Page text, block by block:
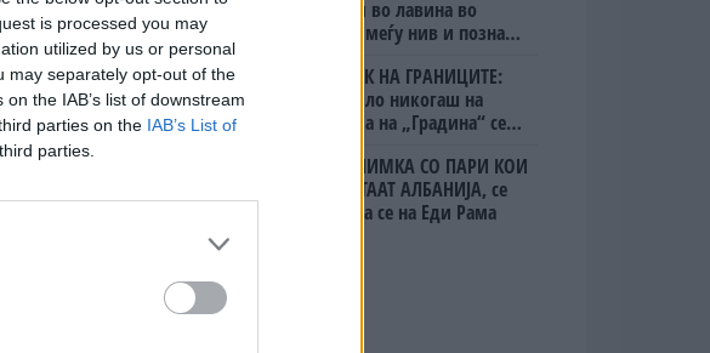
is processed you may
utilized by us or personal
may separately opt-out of the
the IAB’s list of downstream
parties on the IAB’s List of
parties.
не го
за
алпинисти во лавина во
Пакистан- меѓу нив и познат
БЕЛ ШТРАЈК НА ГРАНИЦИТЕ:
Вака не било никогаш на
„Евзони“, а на „Градина“ се
(Видео) СНИМКА СО ПАРИ КОИ
ЈА НАПУШТААТ АЛБАНИЈА, се
тврди дека се на Еди Рама